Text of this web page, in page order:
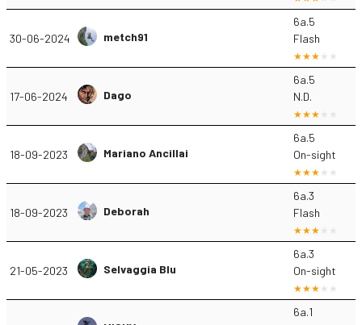
30-06-2024 metch91
6a.5
Flash
17-06-2024 Dago
6a.5
N.D.
18-09-2023 Mariano Ancillai
6a.5
On-sight
18-09-2023 Deborah
6a.3
Flash
21-05-2023 Selvaggia Blu
6a.3
On-sight
6a.1